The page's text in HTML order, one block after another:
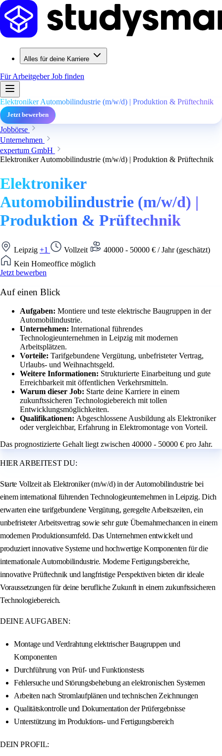
Alles für deine Karriere
Für ArbeitgeberJob finden
Elektroniker Automobilindustrie (m/w/d) | Produktion & Prüftechnik
Jetzt bewerben
Jobbörse
Unternehmen
expertum GmbH
Elektroniker Automobilindustrie (m/w/d) | Produktion & Prüftechnik
Elektroniker
Automobilindustrie (m/w/d) |
Produktion & Prüftechnik
Leipzig +1 Vollzeit
40000 - 50000 € / Jahr (geschätzt)
Kein Homeoffice möglich
Jetzt bewerben
Auf einen Blick
Aufgaben: Montiere und teste elektrische Baugruppen in der
Automobilindustrie.
Unternehmen: International führendes
Technologieunternehmen in Leipzig mit modernen
Arbeitsplätzen.
Vorteile: Tarifgebundene Vergütung, unbefristeter Vertrag,
Urlaubs- und Weihnachtsgeld.
Weitere Informationen: Strukturierte Einarbeitung und gute
Erreichbarkeit mit öffentlichen Verkehrsmitteln.
Warum dieser Job: Starte deine Karriere in einem
zukunftssicheren Technologiebereich mit tollen
Entwicklungsmöglichkeiten.
Qualifikationen: Abgeschlossene Ausbildung als Elektroniker
oder vergleichbar, Erfahrung in Elektromontage von Vorteil.
Das prognostizierte Gehalt liegt zwischen 40000 - 50000 € pro Jahr.
HIER ARBEITEST DU:
Starte Vollzeit als Elektroniker (m/w/d) in der Automobilindustrie bei
einem international führenden Technologieunternehmen in Leipzig. Dich
erwarten eine tarifgebundene Vergütung, geregelte Arbeitszeiten, ein
unbefristeter Arbeitsvertrag sowie sehr gute Übernahmechancen in einem
modernen Produktionsumfeld. Das Unternehmen entwickelt und
produziert innovative Systeme und hochwertige Komponenten für die
internationale Automobilindustrie. Moderne Fertigungsbereiche,
innovative Prüftechnik und langfristige Perspektiven bieten dir ideale
Voraussetzungen für deine berufliche Zukunft in einem zukunftssicheren
Technologiebereich.
DEINE AUFGABEN:
Montage und Verdrahtung elektrischer Baugruppen und
Komponenten
Durchführung von Prüf- und Funktionstests
Fehlersuche und Störungsbehebung an elektronischen Systemen
Arbeiten nach Stromlaufplänen und technischen Zeichnungen
Qualitätskontrolle und Dokumentation der Prüfergebnisse
Unterstützung im Produktions- und Fertigungsbereich
DEIN PROFIL: